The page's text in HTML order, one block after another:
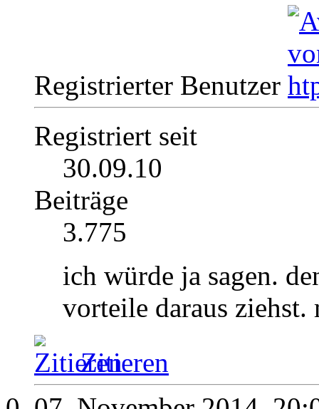
Registrierter Benutzer
Registriert seit
30.09.10
Beiträge
3.775
ich würde ja sagen.
vorteile daraus
Zitieren